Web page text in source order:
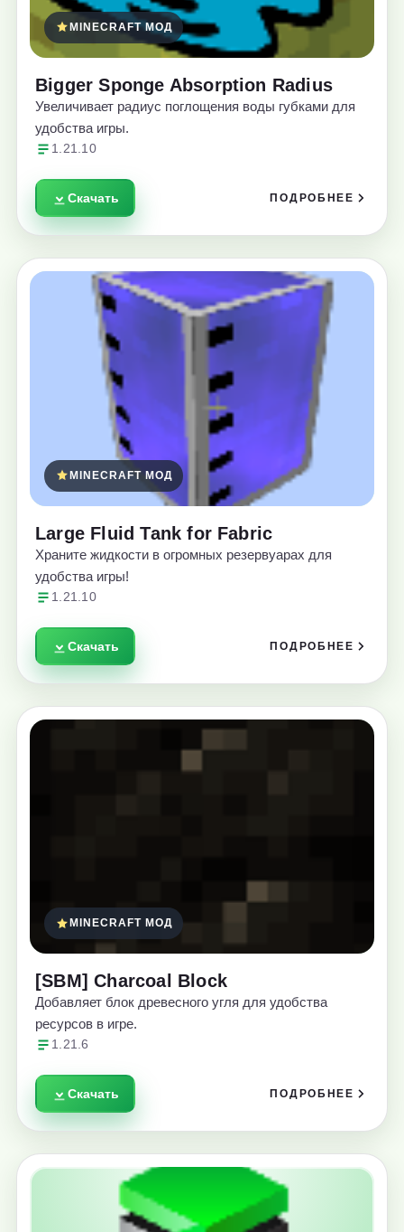
MINECRAFT МОД
Bigger Sponge Absorption Radius
Увеличивает радиус поглощения воды губками для
удобства игры.
1.21.10
Скачать ПОДРОБНЕЕ
MINECRAFT МОД
Large Fluid Tank for Fabric
Храните жидкости в огромных резервуарах для
удобства игры!
1.21.10
Скачать ПОДРОБНЕЕ
MINECRAFT МОД
[SBM] Charcoal Block
Добавляет блок древесного угля для удобства
ресурсов в игре.
1.21.6
Скачать ПОДРОБНЕЕ